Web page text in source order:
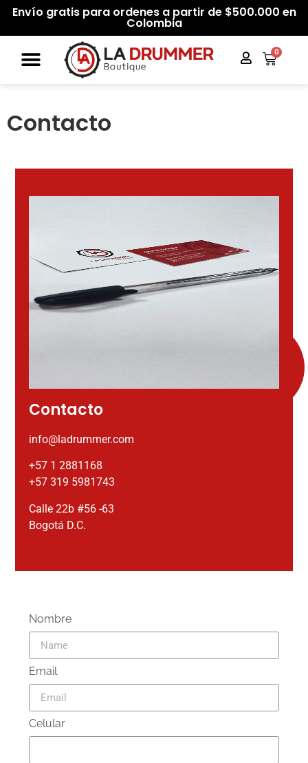
Envío gratis para ordenes a partir de $500.000 en
Colombia
0
Contacto
Contacto
info@ladrummer.com
+57 1 2881168
+57 319 5981743
Calle 22b #56 -63
Bogotá D.C.
Nombre
Email
Celular